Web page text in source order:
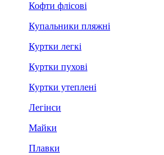
Кофти флісові
Купальники пляжні
Куртки легкі
Куртки пухові
Куртки утеплені
Легінси
Майки
Плавки